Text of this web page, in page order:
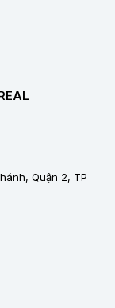
Quận 2, TP